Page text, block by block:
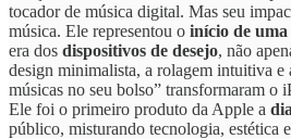
tocador de música digital. Mas seu
música. Ele representou o início de uma
era dos dispositivos de desejo, não
design minimalista, a rolagem intuitiva e
músicas no seu bolso” transformaram o
Ele foi o primeiro produto da Apple a
público, misturando tecnologia, estética